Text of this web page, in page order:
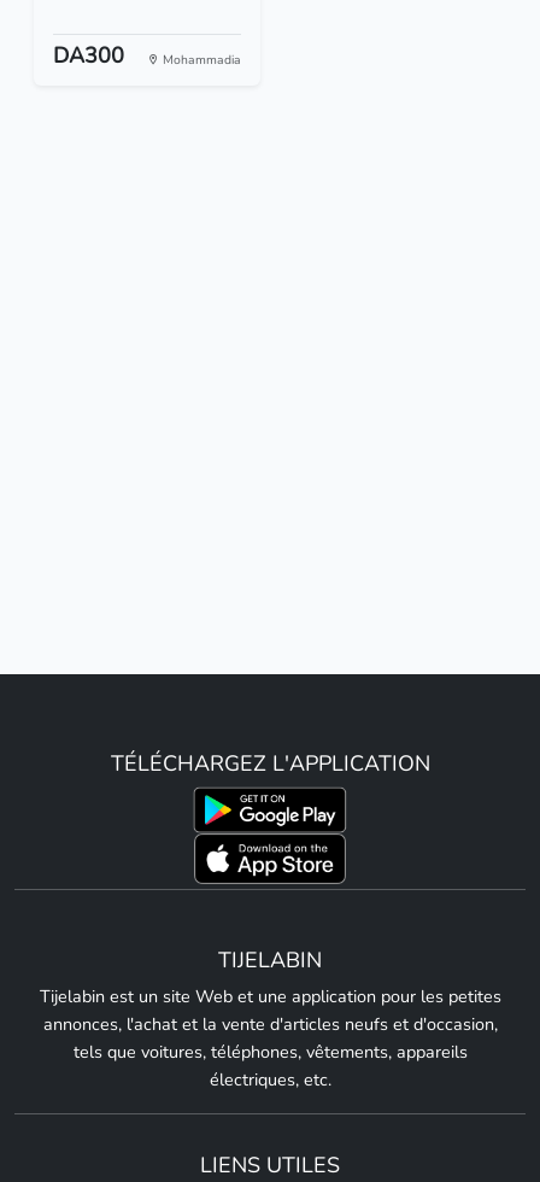
DA300 Mohammadia
TÉLÉCHARGEZ L'APPLICATION
TIJELABIN
Tijelabin est un site Web et une application pour les petites
annonces, l'achat et la vente d'articles neufs et d'occasion,
tels que voitures, téléphones, vêtements, appareils
électriques, etc.
LIENS UTILES